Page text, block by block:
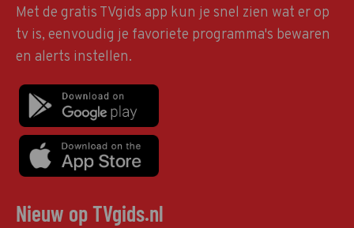
Met de gratis TVgids app kun je snel zien wat er op
tv is, eenvoudig je favoriete programma's bewaren
en alerts instellen.
Nieuw op TVgids.nl